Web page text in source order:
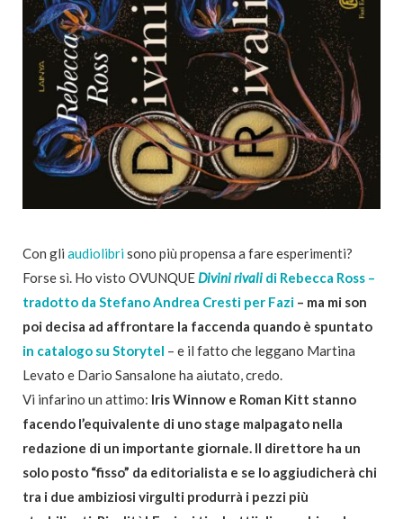
Con gli audiolibrisono più propensa a fare esperimenti?
Forse sì. Ho visto OVUNQUEDivini rivali di Rebecca Ross –
tradotto da Stefano Andrea Cresti per Fazi – ma mi son
poi decisa ad affrontare la faccenda quando è spuntato
in catalogo su Storytel – e il fatto che leggano Martina
Levato e Dario Sansalone ha aiutato, credo.
Vi infarino un attimo: Iris Winnow e Roman Kitt stanno
facendo l’equivalente di uno stage malpagato nella
redazione di un importante giornale. Il direttore ha un
solo posto “fisso” da editorialista e se lo aggiudicherà chi
tra i due ambiziosi virgulti produrrà i pezzi più